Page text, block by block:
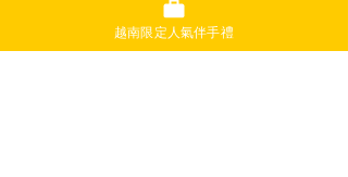
Q2. 為什麼越南女生看起來都比實際年齡年
A2. 這要歸功於她們長年攝取大量天然抗氧化劑
越南限定人氣伴手禮